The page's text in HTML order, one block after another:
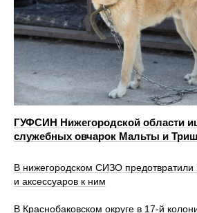
ГУФСИН Нижегородской области
служебных овчарок Мальты и
В нижегородском СИЗО
и аксессуаров к ним
В Краснобаковском округе в 17‑й